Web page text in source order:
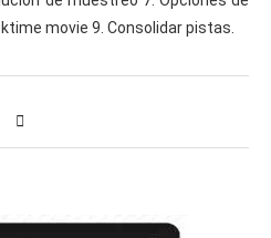
movie 9. Consolidar pistas.